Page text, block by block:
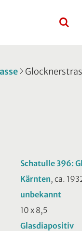
Schatulle 396:
Kärnten, ca.
unbekannt
10 x 8,5
Glasdiapositiv